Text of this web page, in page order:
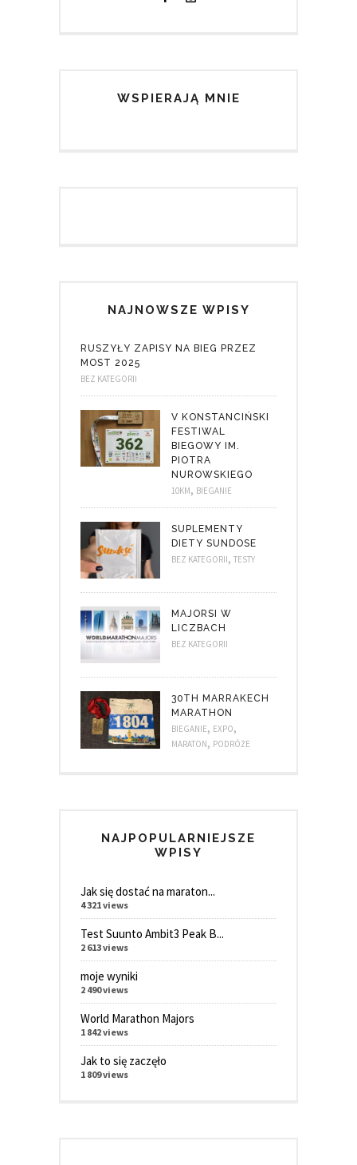
WSPIERAJĄ MNIE
NAJNOWSZE WPISY
RUSZYŁY ZAPISY NA BIEG PRZEZ
MOST 2025
BEZ KATEGORII
V KONSTANCIŃSKI
FESTIWAL
BIEGOWY IM.
PIOTRA
NUROWSKIEGO
10KM, BIEGANIE
SUPLEMENTY
DIETY SUNDOSE
BEZ KATEGORII, TESTY
MAJORSI W
LICZBACH
BEZ KATEGORII
30TH MARRAKECH
MARATHON
BIEGANIE, EXPO,
MARATON, PODRÓŻE
NAJPOPULARNIEJSZE
WPISY
Jak się dostać na maraton...
4 321 views
Test Suunto Ambit3 Peak B...
2 613 views
moje wyniki
2 490 views
World Marathon Majors
1 842 views
Jak to się zaczęło
1 809 views